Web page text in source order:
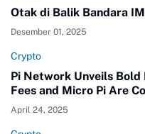
Otak di Balik Bandara
Desember 01, 2025
Crypto
Pi Network Unveils
Fees and Micro Pi Are
April 24, 2025